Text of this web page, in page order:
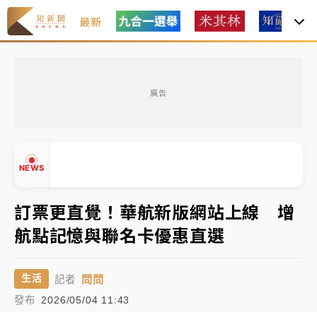
最新
廣告
NEWS
有片｜
中颱白海豚風雨來了！中部以北防豪雨 今晚、明天影
響最劇烈
4800＋拖吊費
油價持續凍漲！ 中油宣布下周一汽柴油價格維持不變
訂票更直覺！華航新版網站上線 增
航點記憶與聯名卡優惠直選
生活 記者 問問
發布 2026/05/04 11:43